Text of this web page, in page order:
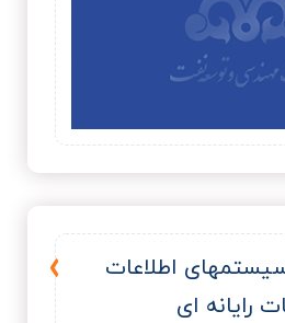
اطلاعات
رایانه ای